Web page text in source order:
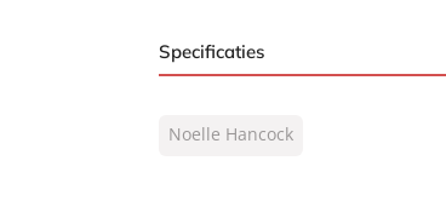
Specificaties
NUR:
Noelle Hancock